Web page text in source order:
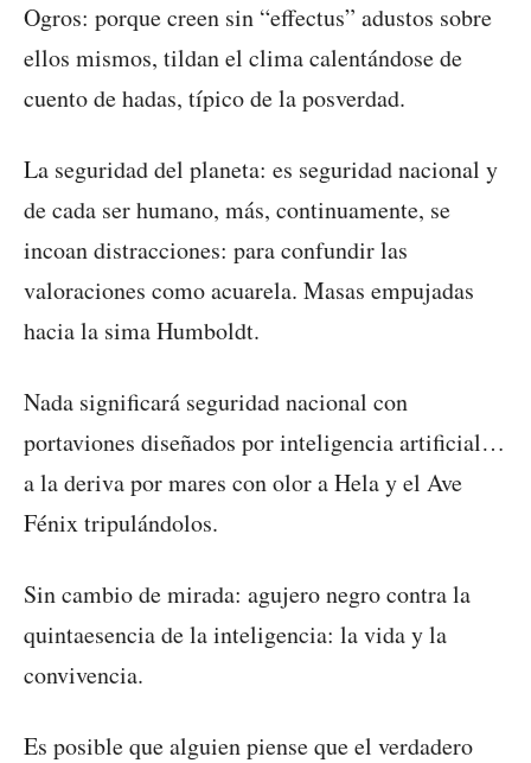
Ogros: porque creen sin “effectus” adustos sobre
ellos mismos, tildan el clima calentándose de
cuento de hadas, típico de la posverdad.
La seguridad del planeta: es seguridad nacional y
de cada ser humano, más, continuamente, se
incoan distracciones: para confundir las
valoraciones como acuarela. Masas empujadas
hacia la sima Humboldt.
Nada significará seguridad nacional con
portaviones diseñados por inteligencia artificial…
a la deriva por mares con olor a Hela y el Ave
Fénix tripulándolos.
Sin cambio de mirada: agujero negro contra la
quintaesencia de la inteligencia: la vida y la
convivencia.
Es posible que alguien piense que el verdadero